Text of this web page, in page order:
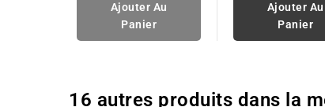
Ajouter Au
Panier
Ajouter Au
Panier
16 autres produits dans la